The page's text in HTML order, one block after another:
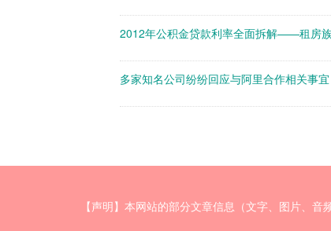
2012年公积金贷款利率全面拆解——租房族
多家知名公司纷纷回应与阿里合作相关事宜
【声明】本网站的部分文章信息（文字、图片、